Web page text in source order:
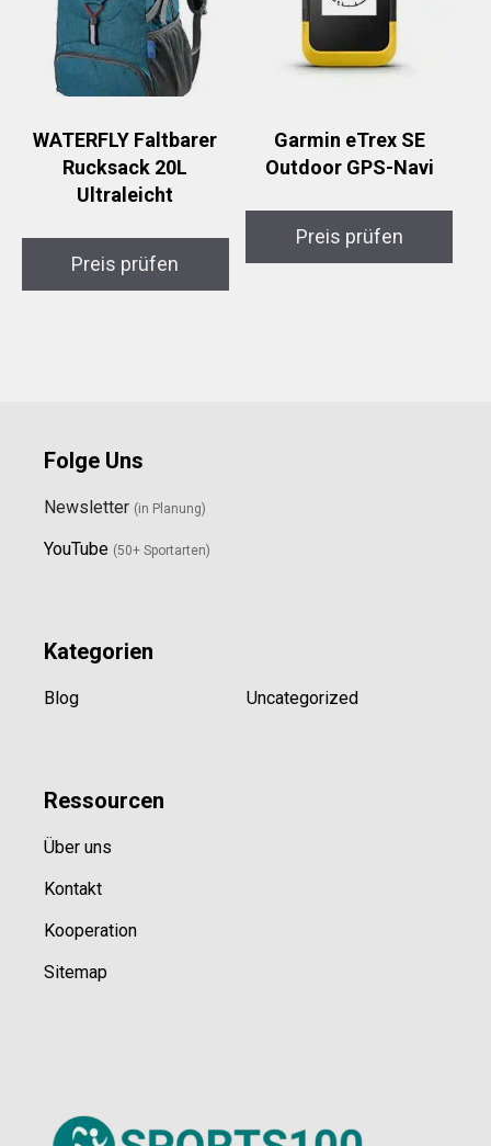
WATERFLY Faltbarer
Rucksack 20L
Ultraleicht
Preis prüfen
Garmin eTrex SE
Outdoor GPS-Navi
Preis prüfen
Folge Uns
Newsletter (in Planung)
YouTube (50+ Sportarten)
Kategorien
Blog Uncategorized
Ressourcen
Über uns
Kontakt
Kooperation
Sitemap